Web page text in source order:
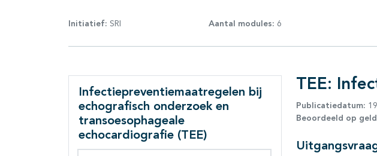
Initiatief: SRI Aantal modules: 6
Infectiepreventiemaatregelen bij
echografisch onderzoek en
transoesophageale
echocardiografie (TEE)
TEE:
Publicatiedatum:
Beoordeeld op